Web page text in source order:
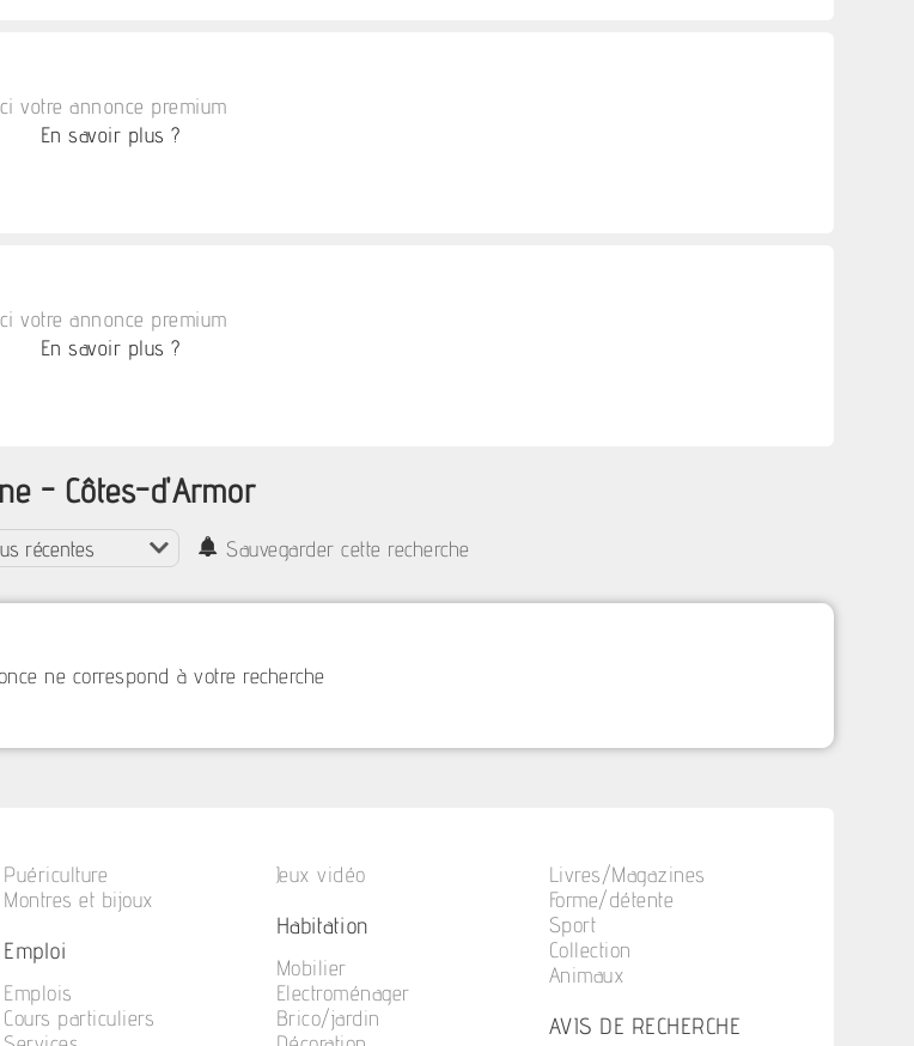
votre annonce premium
En savoir plus ?
votre annonce premium
En savoir plus ?
- Côtes-d'Armor
Sauvegarder cette recherche
ne correspond à votre recherche
Puériculture
Montres et bijoux
Emploi
Emplois
Cours particuliers
Jeux vidéo
Habitation
Mobilier
Electroménager
Brico/jardin
Livres/Magazines
Forme/détente
Sport
Collection
Animaux
AVIS DE RECHERCHE